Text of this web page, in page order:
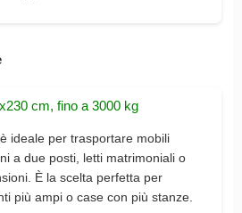
cm, fino a 3000 kg
ideale per trasportare mobili
a due posti, letti matrimoniali o
È la scelta perfetta per
più ampi o case con più stanze.